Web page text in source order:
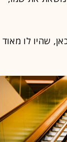
שהיו לו מאוד